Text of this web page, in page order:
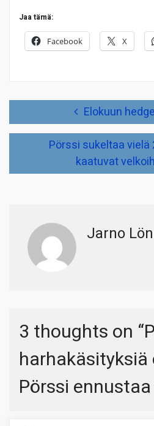
Jaa tämä:
Facebook X
Elokuun
Pörssi sukeltaa
kaatuvat
Jarno
3 thoughts on “
harhakäsityksiä
Pörssi